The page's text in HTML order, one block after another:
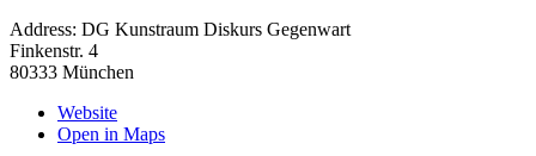
Address: DG Kunstraum Diskurs Gegenwart
Finkenstr. 4
80333 München
Website
Open in Maps